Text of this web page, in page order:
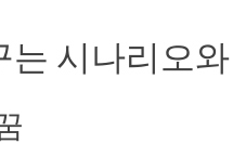
시나리오